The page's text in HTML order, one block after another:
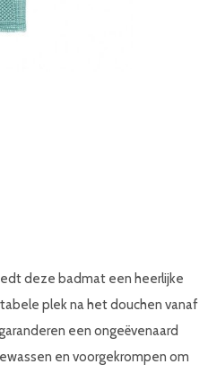
deze badmat een heerlijke
plek na het douchen vanaf
een ongeëvenaard
en voorgekrompen om